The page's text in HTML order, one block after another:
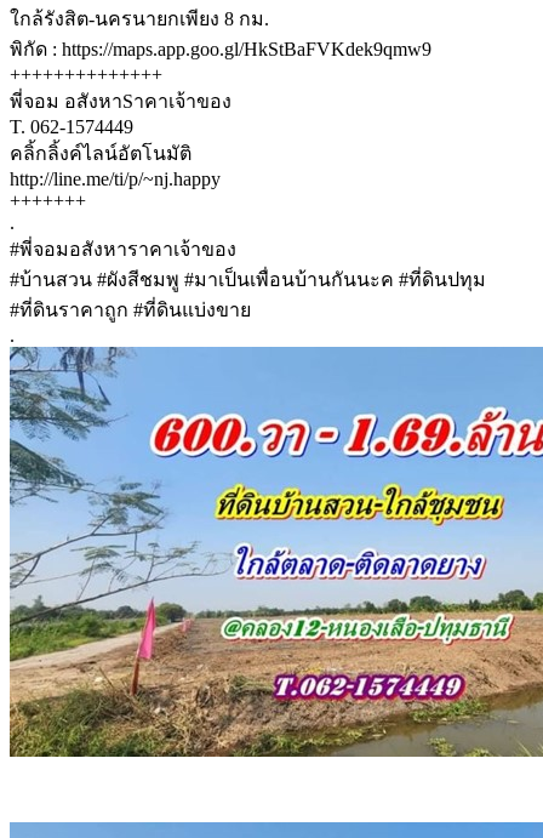
ใกล้รังสิต-นครนายกเพียง 8 กม.
พิกัด : https://maps.app.goo.gl/HkStBaFVKdek9qmw9
++++++++++++++
พี่จอม อสังหาSาคาเจ้าของ
T. 062-1574449
คลิ้กลิ้งค์ไลน์อัตโนมัติ
http://line.me/ti/p/~nj.happy
+++++++
.
#พี่จอมอสังหาราคาเจ้าของ
#บ้านสวน #ผังสีชมพู #มาเป็นเพื่อนบ้านกันนะค #ที่ดินปทุม
#ที่ดินราคาถูก #ที่ดินแบ่งขาย
.